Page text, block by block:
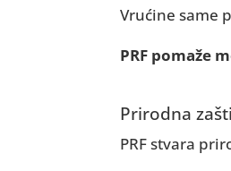
Vrućine same
PRF pomaže
Prirodna
PRF stvara